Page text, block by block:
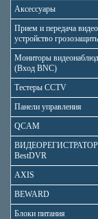
Аксессуары
Прием и передача
устройство
Мониторы
(Вход BNC)
Тестеры CCTV
Панели управления
QCAM
BestDVR
AXIS
BEWARD
Блоки питания